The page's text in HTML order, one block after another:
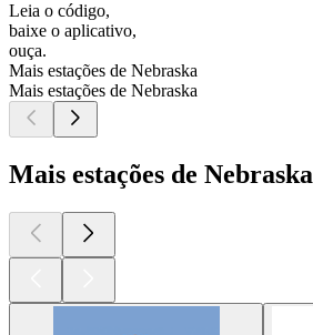
Leia o código,
baixe o aplicativo,
ouça.
Mais estações de Nebraska
Mais estações de Nebraska
Mais estações de Nebraska